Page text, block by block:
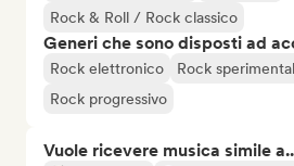
Rock & Roll / Rock classico
Generi che sono disposti ad
Rock elettronico Rock
Rock progressivo
Vuole ricevere musica simile